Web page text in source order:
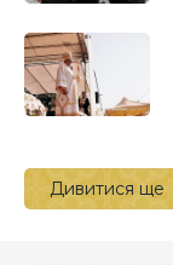
Дивитися ще